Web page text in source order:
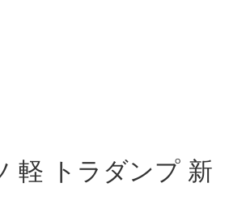
軽 トラダンプ 新